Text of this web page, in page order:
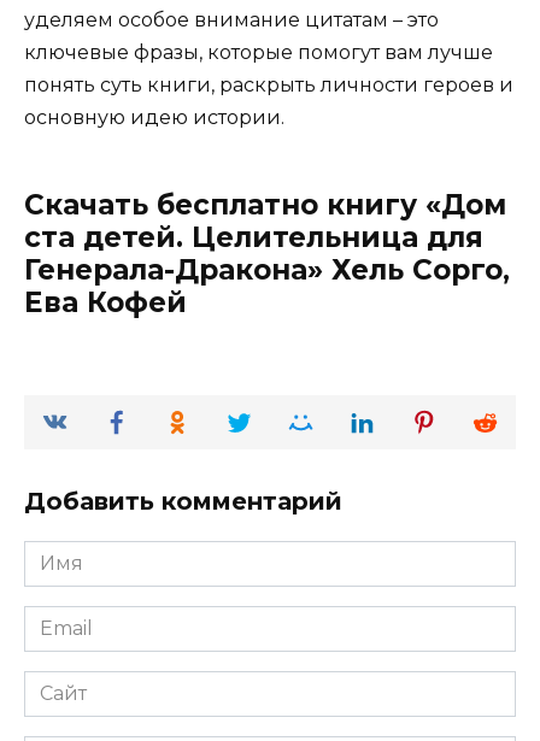
уделяем особое внимание цитатам – это
ключевые фразы, которые помогут вам лучше
понять суть книги, раскрыть личности героев и
основную идею истории.
Скачать бесплатно книгу «Дом
ста детей. Целительница для
Генерала-Дракона» Хель Сорго,
Ева Кофей
Добавить комментарий
Имя
*
Email
*
Сайт